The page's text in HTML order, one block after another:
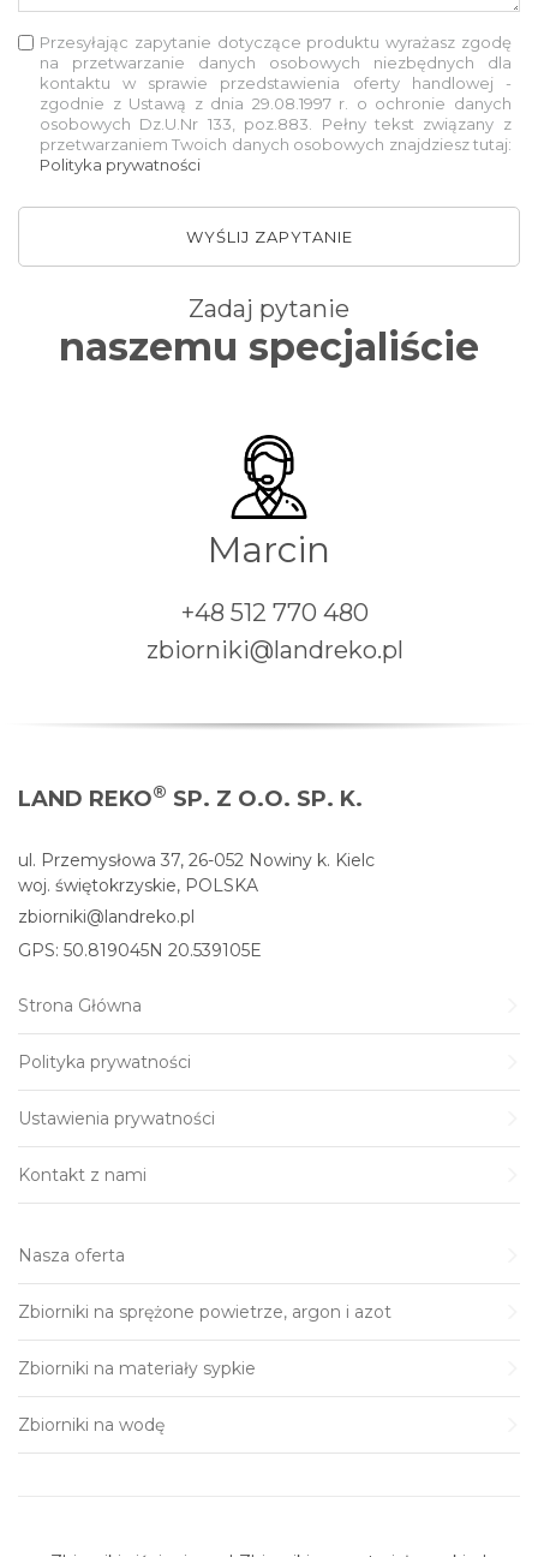
Przesyłając zapytanie dotyczące produktu wyrażasz zgodę
na przetwarzanie danych osobowych niezbędnych dla
kontaktu w sprawie przedstawienia oferty handlowej -
zgodnie z Ustawą z dnia 29.08.1997 r. o ochronie danych
osobowych Dz.U.Nr 133, poz.883. Pełny tekst związany z
przetwarzaniem Twoich danych osobowych znajdziesz tutaj:
Polityka prywatności
WYŚLIJ ZAPYTANIE
Zadaj pytanie
naszemu specjaliście
Marcin
+48 512 770 480
zbiorniki@landreko.pl
LAND REKO® SP. Z O.O. SP. K.
ul. Przemysłowa 37, 26-052 Nowiny k. Kielc
woj. świętokrzyskie, POLSKA
zbiorniki@landreko.pl
GPS: 50.819045N 20.539105E
Strona Główna
Polityka prywatności
Ustawienia prywatności
Kontakt z nami
Nasza oferta
Zbiorniki na sprężone powietrze, argon i azot
Zbiorniki na materiały sypkie
Zbiorniki na wodę